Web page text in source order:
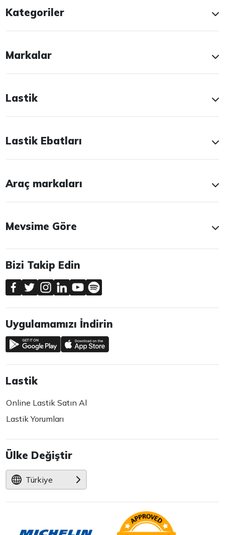
Kategoriler
Markalar
Lastik
Lastik Ebatları
Araç markaları
Mevsime Göre
Bizi Takip Edin
Uygulamamızı İndirin
Lastik
Online Lastik Satın Al
Lastik Yorumları
Ülke Değiştir
Türkiye